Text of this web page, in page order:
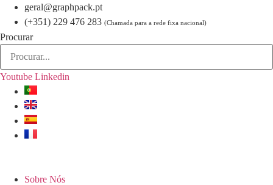
Pular
para
o
geral@graphpack.pt
(+351) 229 476 283 (Chamada para a rede fixa nacional)
Procurar
Youtube Linkedin
Sobre Nós